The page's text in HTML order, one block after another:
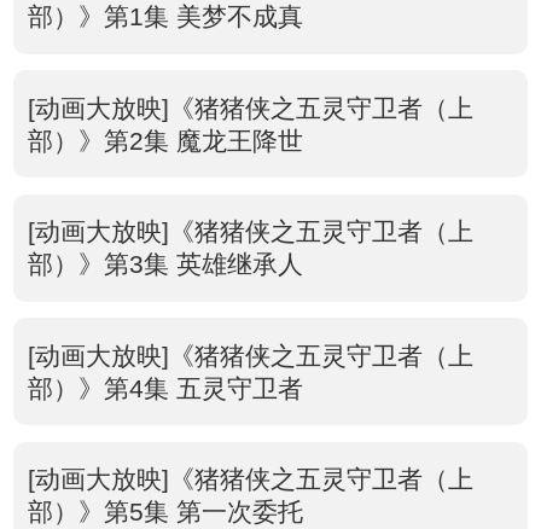
部）》第1集 美梦不成真
[动画大放映]《猪猪侠之五灵守卫者（上
部）》第2集 魔龙王降世
[动画大放映]《猪猪侠之五灵守卫者（上
部）》第3集 英雄继承人
[动画大放映]《猪猪侠之五灵守卫者（上
部）》第4集 五灵守卫者
[动画大放映]《猪猪侠之五灵守卫者（上
部）》第5集 第一次委托